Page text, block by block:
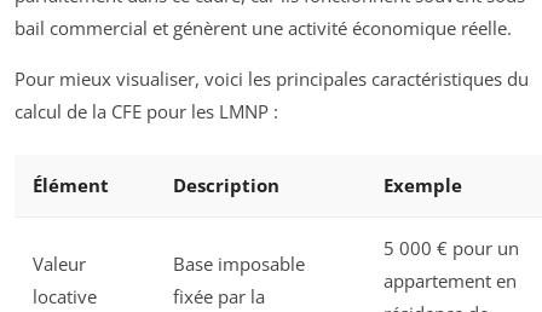
bail commercial et génèrent une activité économique réelle.
Pour mieux visualiser, voici les principales caractéristiques du
calcul de la CFE pour les LMNP :
Élément Description Exemple
Valeur
locative
Base imposable
fixée par la
5 000 € pour un
appartement en